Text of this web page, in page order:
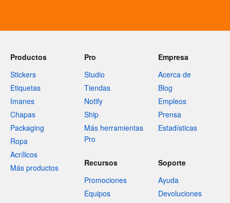
Productos
Stickers
Etiquetas
Imanes
Chapas
Packaging
Ropa
Acrílicos
Más productos
Pro
Studio
Tiendas
Notify
Ship
Más herramientas
Pro
Empresa
Acerca de
Blog
Empleos
Prensa
Estadísticas
Recursos
Promociones
Equipos
Soporte
Ayuda
Devoluciones